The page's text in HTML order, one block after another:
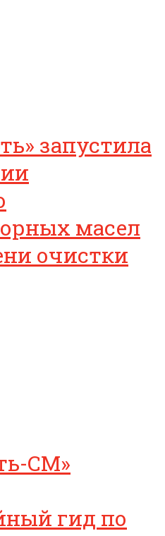
запустила
масел
очистки
СМ»
гид по